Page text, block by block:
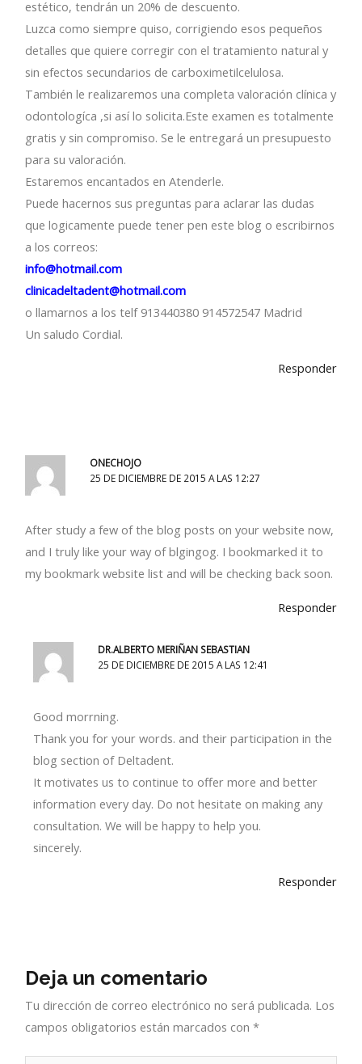
estético, tendrán un 20% de descuento.
Luzca como siempre quiso, corrigiendo esos pequeños
detalles que quiere corregir con el tratamiento natural y
sin efectos secundarios de carboximetilcelulosa.
También le realizaremos una completa valoración clínica y
odontologíca ,si así lo solicita.Este examen es totalmente
gratis y sin compromiso. Se le entregará un presupuesto
para su valoración.
Estaremos encantados en Atenderle.
Puede hacernos sus preguntas para aclarar las dudas
que logicamente puede tener pen este blog o escribirnos
a los correos:
info@hotmail.com
clinicadeltadent@hotmail.com
o llamarnos a los telf 913440380 914572547 Madrid
Un saludo Cordial.
Responder
ONECHOJO
25 DE DICIEMBRE DE 2015 A LAS 12:27
After study a few of the blog posts on your website now,
and I truly like your way of blgingog. I bookmarked it to
my bookmark website list and will be checking back soon.
Responder
DR.ALBERTO MERIÑAN SEBASTIAN
25 DE DICIEMBRE DE 2015 A LAS 12:41
Good morrning.
Thank you for your words. and their participation in the
blog section of Deltadent.
It motivates us to continue to offer more and better
information every day. Do not hesitate on making any
consultation. We will be happy to help you.
sincerely.
Responder
Deja un comentario
Tu dirección de correo electrónico no será publicada. Los
campos obligatorios están marcados con*